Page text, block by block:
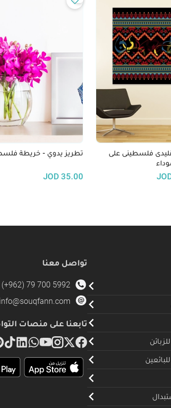
فلسطينى على
تطريز يدوي - خريطة
35.00
JOD
تواصل معنا
(+962) 79 700 5992
info@souqfann.com
تابعنا على منصات